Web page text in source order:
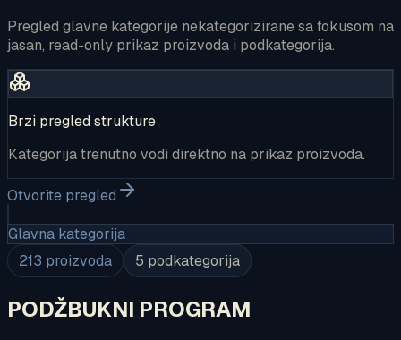
Pregled glavne kategorije nekategorizirane sa fokusom na
jasan, read-only prikaz proizvoda i podkategorija.
Brzi pregled strukture
Kategorija trenutno vodi direktno na prikaz proizvoda.
Otvorite pregled
Glavna kategorija
213 proizvoda 5 podkategorija
PODŽBUKNI PROGRAM